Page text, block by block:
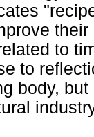
to
to
body,